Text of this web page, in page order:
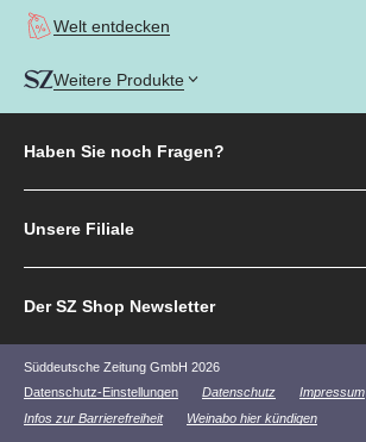
Welt entdecken
Weitere Produkte
Haben Sie noch Fragen?
Unsere Filiale
Der SZ Shop Newsletter
Süddeutsche Zeitung GmbH 2026
Datenschutz-Einstellungen
Datenschutz Impressum
Infos zur Barrierefreiheit
Weinabo hier kündigen